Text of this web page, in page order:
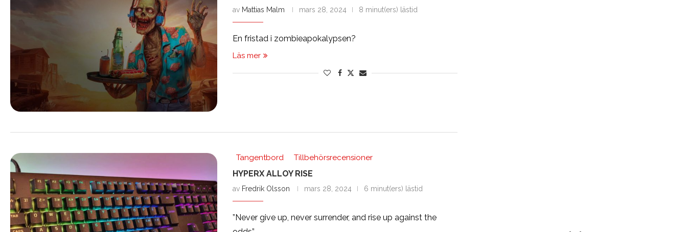
av Mattias Malm mars 28, 2024 8 minut(ers) lästid
En fristad i zombieapokalypsen?
Läs mer
Tangentbord Tillbehörsrecensioner
HYPERX ALLOY RISE
av Fredrik Olsson mars 28, 2024 6 minut(ers) lästid
”Never give up, never surrender, and rise up against the